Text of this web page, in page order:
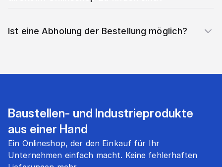
Ist eine Abholung der Bestellung möglich?
Baustellen- und Industrieprodukte
aus einer Hand
Ein Onlineshop, der den Einkauf für Ihr
Unternehmen einfach macht. Keine fehlerhaften